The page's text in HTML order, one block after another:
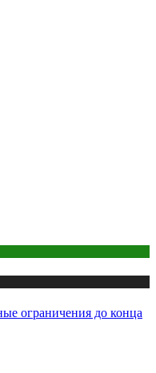
ограничения до конца